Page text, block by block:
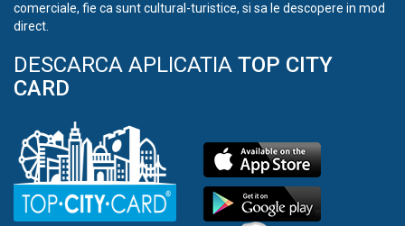
comerciale, fie ca sunt cultural-turistice, si sa le descopere in mod
direct.
DESCARCA APLICATIA TOP CITY
CARD